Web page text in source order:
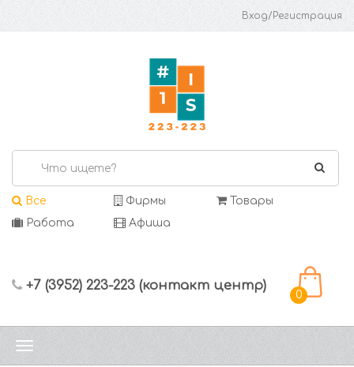
Вход/Регистрация
Все Фирмы
Товары
Работа
Афиша
+7 (3952) 223-223 (контакт центр)
0